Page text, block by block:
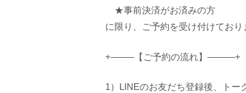
★事前決済がお済みの方
に限り、ご予約を受け付けており
+——–【ご予約の流れ】———+
1）LINEのお友だち登録後、トー